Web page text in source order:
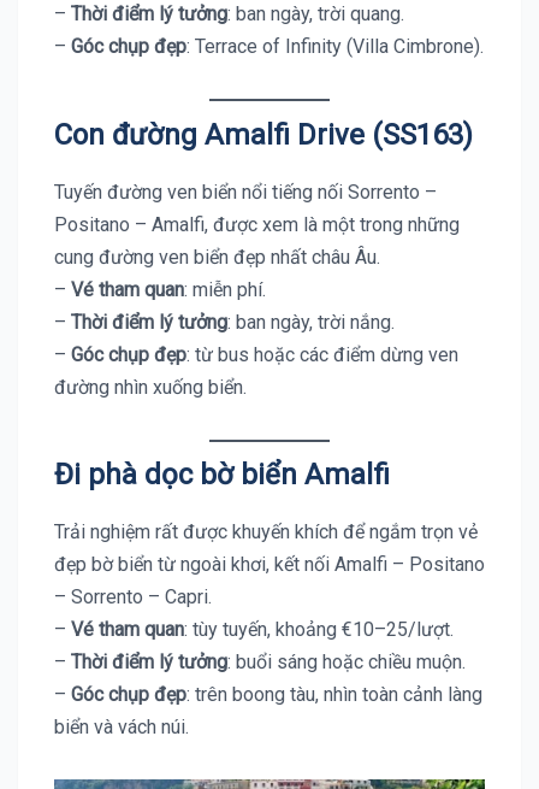
– Thời điểm lý tưởng: ban ngày, trời quang.
– Góc chụp đẹp: Terrace of Infinity (Villa Cimbrone).
Con đường Amalfi Drive (SS163)
Tuyến đường ven biển nổi tiếng nối Sorrento –
Positano – Amalfi, được xem là một trong những
cung đường ven biển đẹp nhất châu Âu.
– Vé tham quan: miễn phí.
– Thời điểm lý tưởng: ban ngày, trời nắng.
– Góc chụp đẹp: từ bus hoặc các điểm dừng ven
đường nhìn xuống biển.
Đi phà dọc bờ biển Amalfi
Trải nghiệm rất được khuyến khích để ngắm trọn vẻ
đẹp bờ biển từ ngoài khơi, kết nối Amalfi – Positano
– Sorrento – Capri.
– Vé tham quan: tùy tuyến, khoảng €10–25/lượt.
– Thời điểm lý tưởng: buổi sáng hoặc chiều muộn.
– Góc chụp đẹp: trên boong tàu, nhìn toàn cảnh làng
biển và vách núi.